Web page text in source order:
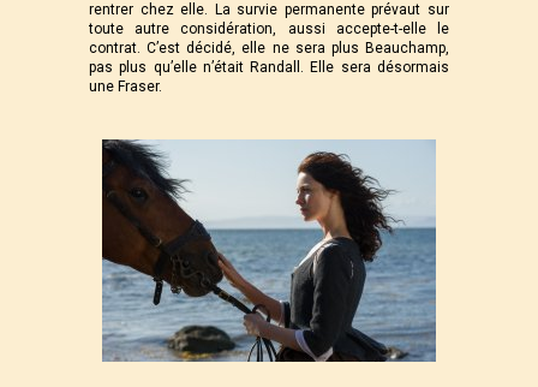
rentrer chez elle. La survie permanente prévaut sur
toute autre considération, aussi accepte-t-elle le
contrat. C’est décidé, elle ne sera plus Beauchamp,
pas plus qu’elle n’était Randall. Elle sera désormais
une Fraser.